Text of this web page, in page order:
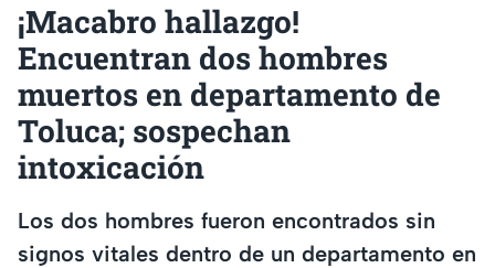
¡Macabro hallazgo!
Encuentran dos hombres
muertos en departamento de
Toluca; sospechan
intoxicación
Los dos hombres fueron encontrados sin
signos vitales dentro de un departamento en